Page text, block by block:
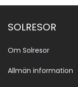
SOLRESOR
Om Solresor
Allmän information